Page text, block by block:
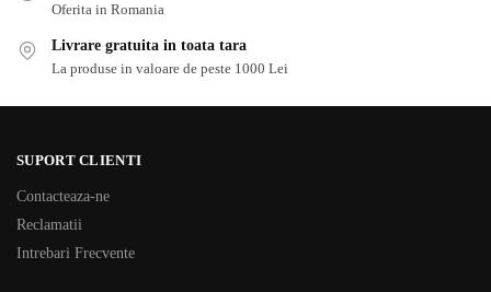
Oferita in Romania
Livrare gratuita in toata tara
La produse in valoare de peste 1000 Lei
SUPORT CLIENTI
Contacteaza-ne
Reclamatii
Intrebari Frecvente